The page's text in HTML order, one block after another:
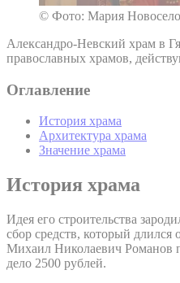
© Фото: Мария
Александро-Невский храм в
православных храмов,
Оглавление
История храма
Архитектура храма
Значение храма
История храма
Идея его строительства
сбор средств, который длился
Михаил Николаевич Романов
дело 2500 рублей.